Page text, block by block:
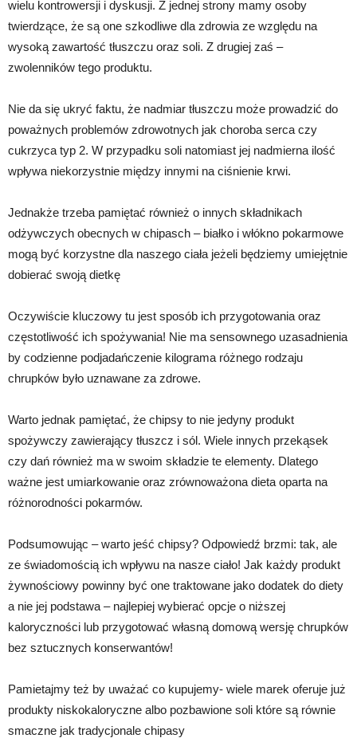
wielu kontrowersji i dyskusji. Z jednej strony mamy osoby
twierdzące, że są one szkodliwe dla zdrowia ze względu na
wysoką zawartość tłuszczu oraz soli. Z drugiej zaś –
zwolenników tego produktu.
Nie da się ukryć faktu, że nadmiar tłuszczu może prowadzić do
poważnych problemów zdrowotnych jak choroba serca czy
cukrzyca typ 2. W przypadku soli natomiast jej nadmierna ilość
wpływa niekorzystnie między innymi na ciśnienie krwi.
Jednakże trzeba pamiętać również o innych składnikach
odżywczych obecnych w chipasch – białko i włókno pokarmowe
mogą być korzystne dla naszego ciała jeżeli będziemy umiejętnie
dobierać swoją dietkę
Oczywiście kluczowy tu jest sposób ich przygotowania oraz
częstotliwość ich spożywania! Nie ma sensownego uzasadnienia
by codzienne podjadańczenie kilograma różnego rodzaju
chrupków było uznawane za zdrowe.
Warto jednak pamiętać, że chipsy to nie jedyny produkt
spożywczy zawierający tłuszcz i sól. Wiele innych przekąsek
czy dań również ma w swoim składzie te elementy. Dlatego
ważne jest umiarkowanie oraz zrównoważona dieta oparta na
różnorodności pokarmów.
Podsumowując – warto jeść chipsy? Odpowiedź brzmi: tak, ale
ze świadomością ich wpływu na nasze ciało! Jak każdy produkt
żywnościowy powinny być one traktowane jako dodatek do diety
a nie jej podstawa – najlepiej wybierać opcje o niższej
kaloryczności lub przygotować własną domową wersję chrupków
bez sztucznych konserwantów!
Pamietajmy też by uważać co kupujemy- wiele marek oferuje już
produkty niskokaloryczne albo pozbawione soli które są równie
smaczne jak tradycjonale chipasy